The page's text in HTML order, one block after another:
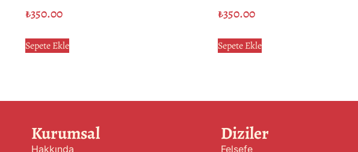
₺350.00
Sepete Ekle
₺350.00
Sepete Ekle
Kurumsal
Hakkında
Diziler
Felsefe